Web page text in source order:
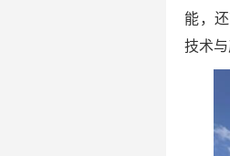
能，
技术